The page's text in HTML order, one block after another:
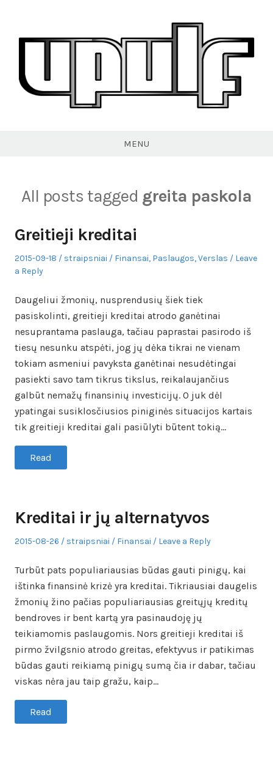
content
MENU
All posts tagged greita paskola
Greitieji kreditai
Posted
on
2015-09-18 Author
straipsniai
Posted
Finansai, Paslaugos,Verslas
Leave
a Reply
Daugeliui žmonių, nusprendusių šiek tiek
pasiskolinti, greitieji kreditai atrodo ganėtinai
nesuprantama paslauga, tačiau paprastai pasirodo iš
tiesų nesunku atspėti, jog jų dėka tikrai ne vienam
tokiam asmeniui pavyksta ganėtinai nesudėtingai
pasiekti savo tam tikrus tikslus, reikalaujančius
galbūt nemažų finansinių investicijų. O juk dėl
ypatingai susiklosčiusios piniginės situacijos kartais
tik greitieji kreditai gali pasiūlyti būtent tokią…
Read
Kreditai ir jų alternatyvos
Posted
2015-08-26 Author
straipsniai
Posted
Finansai Leave a Reply
Turbūt pats populiariausias būdas gauti pinigų, kai
ištinka finansinė krizė yra kreditai. Tikriausiai daugelis
žmonių žino pačias populiariausias greitųjų kreditų
bendroves ir bent kartą yra pasinaudoję jų
teikiamomis paslaugomis. Nors greitieji kreditai iš
pirmo žvilgsnio atrodo greitas, efektyvus ir patikimas
būdas gauti reikiamą pinigų sumą čia ir dabar, tačiau
viskas nėra jau taip gražu, kaip…
Read